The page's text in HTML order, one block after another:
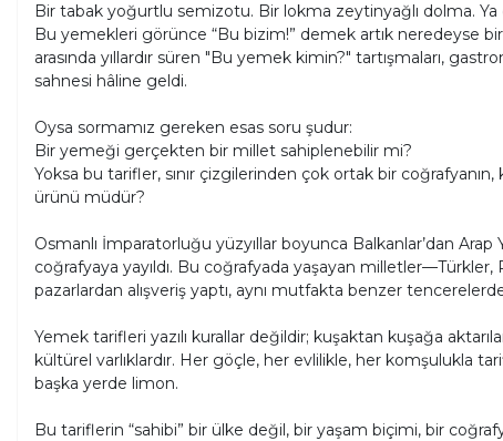
Bir tabak yoğurtlu semizotu. Bir lokma zeytinyağlı dolma. Ya
Bu yemekleri görünce “Bu bizim!” demek artık neredeyse
arasında yıllardır süren "Bu yemek kimin?" tartışmaları,
sahnesi hâline geldi.
Oysa sormamız gereken esas soru şudur:
Bir yemeği gerçekten bir millet sahiplenebilir mi?
Yoksa bu tarifler, sınır çizgilerinden çok ortak bir
ürünü müdür?
Osmanlı İmparatorluğu yüzyıllar boyunca Balkanlar’dan Arap
coğrafyaya yayıldı. Bu coğrafyada yaşayan
pazarlardan alışveriş yaptı, aynı mutfakta benzer
Yemek tarifleri yazılı kurallar değildir; kuşaktan kuşağa
kültürel varlıklardır. Her göçle, her evlilikle, her komşulukla
başka yerde limon.
Bu tariflerin “sahibi” bir ülke değil, bir yaşam biçimi, bir